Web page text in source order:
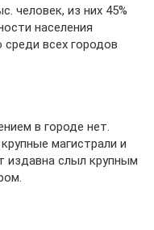
человек, из них 45%
населения
всех городов
в городе нет.
магистрали и
издавна слыл крупным